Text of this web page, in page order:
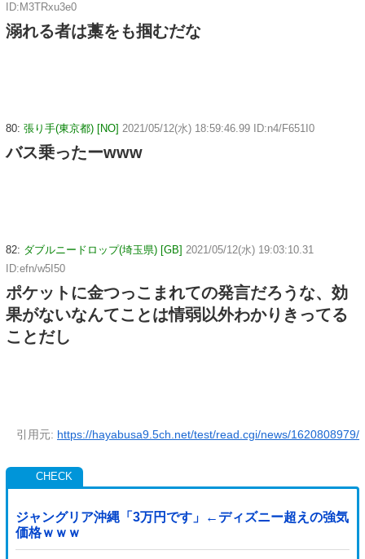
ID:M3TRxu3e0
溺れる者は藁をも掴むだな
80: 張り手(東京都) [NO] 2021/05/12(水) 18:59:46.99 ID:n4/F651I0
バス乗ったーwww
82: ダブルニードロップ(埼玉県) [GB] 2021/05/12(水) 19:03:10.31
ID:efn/w5I50
ポケットに金つっこまれての発言だろうな、効
果がないなんてことは情弱以外わかりきってる
ことだし
引用元: https://hayabusa9.5ch.net/test/read.cgi/news/1620808979/
ジャングリア沖縄「3万円です」←ディズニー超えの強気
価格ｗｗｗ